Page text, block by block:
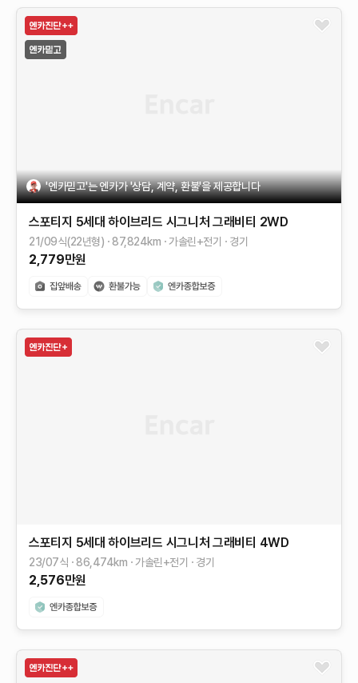
'엔카믿고'는 엔카가 '상담, 계약, 환불'을 제공합니다
스포티지 5세대 하이브리드 시그니처 그래비티 2WD
21/09식(22년형) 87,824km 가솔린+전기 경기
2,779만원
스포티지 5세대 하이브리드 시그니처 그래비티 4WD
23/07식 86,474km 가솔린+전기 경기
2,576만원